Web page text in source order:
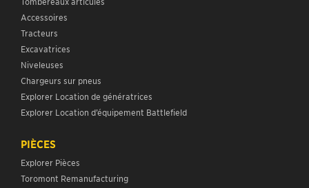
Accessoires
Tracteurs
Excavatrices
Niveleuses
Chargeurs sur pneus
Explorer Location de génératrices
Explorer Location d’équipement Battlefield
PIÈCES
Explorer Pièces
Toromont Remanufacturing